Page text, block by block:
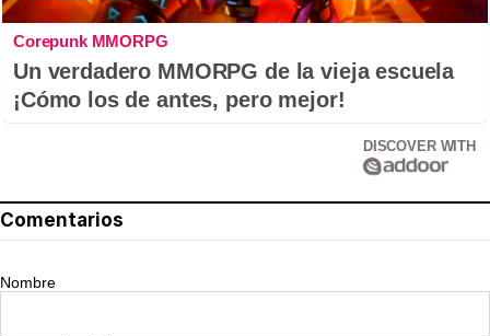
Corepunk MMORPG
Un verdadero MMORPG de la vieja escuela
¡Cómo los de antes, pero mejor!
DISCOVER WITH
Comentarios
Nombre